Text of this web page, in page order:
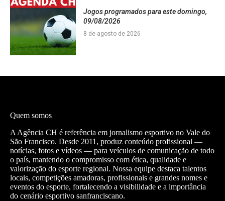
Jogos programados para este domingo,
09/08/2026
8 de agosto de 2026
Quem somos
A Agência CH é referência em jornalismo esportivo no Vale do
São Francisco. Desde 2011, produz conteúdo profissional —
notícias, fotos e vídeos — para veículos de comunicação de todo
o país, mantendo o compromisso com ética, qualidade e
valorização do esporte regional. Nossa equipe destaca talentos
locais, competições amadoras, profissionais e grandes nomes e
eventos do esporte, fortalecendo a visibilidade e a importância
do cenário esportivo sanfranciscano.